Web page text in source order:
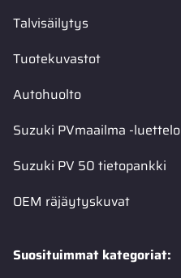
Talvisäilytys
Tuotekuvastot
Autohuolto
Suzuki PVmaailma -luettelo
Suzuki PV 50 tietopankki
OEM räjäytyskuvat
Suosituimmat kategoriat: